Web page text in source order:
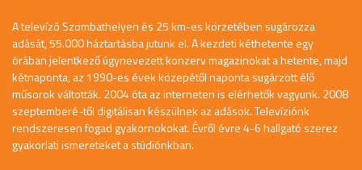
A televízó Szombathelyen és 25 km-es körzetében sugározza
adását, 55.000 háztartásba jutunk el. A kezdeti kéthetente egy
órában jelentkező úgynevezett konzerv magazinokat a hetente, majd
kétnaponta, az 1990-es évek közepétől naponta sugárzott élő
műsorok váltották. 2004 óta az interneten is elérhetők vagyunk. 2008
szeptemberé-től digitálisan készülnek az adások. Televíziónk
rendszeresen fogad gyakornokokat. Évről évre 4-6 hallgató szerez
gyakorlati ismereteket a stúdiónkban.